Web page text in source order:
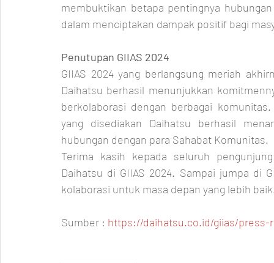
membuktikan betapa pentingnya
dalam menciptakan dampak positif bagi
Penutupan GIIAS 2024
GIIAS 2024 yang berlangsung meriah
Daihatsu berhasil menunjukkan
berkolaborasi dengan berbagai
yang disediakan Daihatsu berhasil
hubungan dengan para Sahabat Komunitas.
Terima kasih kepada seluruh
Daihatsu di GIIAS 2024. Sampai jumpa di
kolaborasi untuk masa depan yang lebih
Sumber : https://daihatsu.co.id/giias/press-